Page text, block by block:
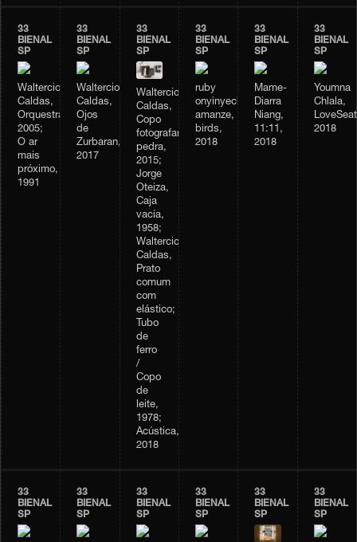
33
BIENAL
SP
Waltercio
Caldas,
Orquestra,
2005;
O ar
mais
próximo,
1991
33
BIENAL
SP
Waltercio
Caldas,
Ojos
de
Zurbaran,
2017
33
BIENAL
SP
Waltercio
Caldas,
Copo
fotografando
pedra,
2015;
Jorge
Oteiza,
Caja
vacía,
1958;
Waltercio
Caldas,
Prato
comum
com
elástico;
Tubo
de
ferro
/
Copo
de
leite,
1978;
Acústica,
2018
33
BIENAL
SP
ruby
onyinyechi
amanze,
birds,
2018
33
BIENAL
SP
Mame-
Diarra
Niang,
11:11,
2018
33
BIENAL
SP
Youmna
Chlala,
2018
33
BIENAL
SP
33
BIENAL
SP
33
BIENAL
SP
33
BIENAL
SP
33
BIENAL
SP
33
BIENAL
SP